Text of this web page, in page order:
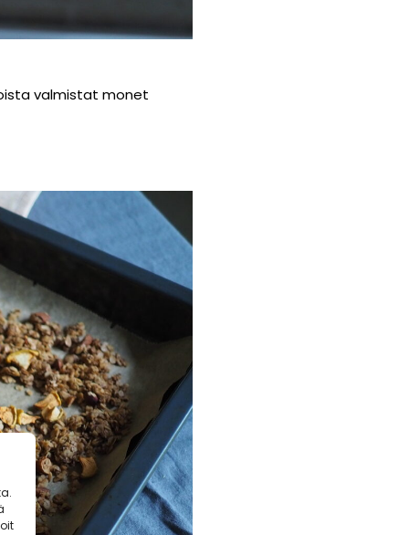
valmistat monet